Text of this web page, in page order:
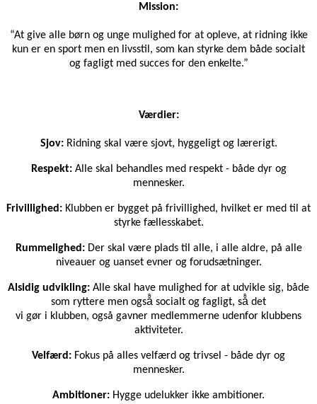
Mission:
“At give alle børn og unge mulighed for at opleve, at ridning ikke
kun er en sport men en livsstil, som kan styrke dem både socialt
og fagligt med succes for den enkelte.”
Værdier:
Sjov: Ridning skal være sjovt, hyggeligt og lærerigt.
Respekt: Alle skal behandles med respekt - både dyr og
mennesker.
Frivillighed: Klubben er bygget på frivillighed, hvilket er med til at
styrke fællesskabet.
Rummelighed: Der skal være plads til alle, i alle aldre, på alle
niveauer og uanset evner og forudsætninger.
Alsidig udvikling: Alle skal have mulighed for at udvikle sig, både
som ryttere men også̊ socialt og fagligt, så̊ det
vi gør i klubben, også gavner medlemmerne udenfor klubbens
aktiviteter.
Velfærd: Fokus på alles velfærd og trivsel - både dyr og
mennesker.
Ambitioner: Hygge udelukker ikke ambitioner.